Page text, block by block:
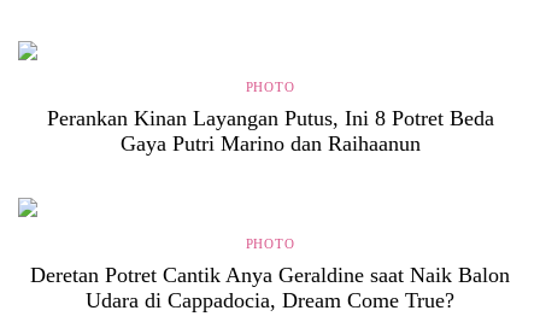
PHOTO
Perankan Kinan Layangan Putus, Ini 8 Potret Beda
Gaya Putri Marino dan Raihaanun
PHOTO
Deretan Potret Cantik Anya Geraldine saat Naik Balon
Udara di Cappadocia, Dream Come True?